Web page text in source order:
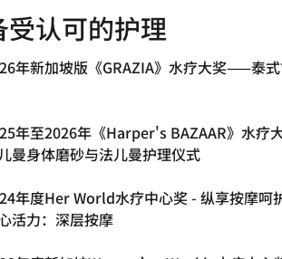
受认可的护理
年新加坡版《GRAZIA》水疗大奖——泰
年至2026年《Harper's BAZAAR》水疗
曼身体磨砂与法儿曼护理仪式
年度Her World水疗中心奖 - 纵享按摩呵
活力：深层按摩